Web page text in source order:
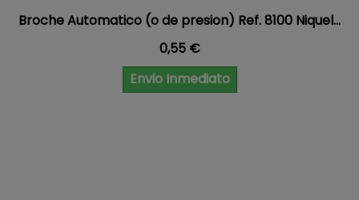
Broche Automatico (o de presion) Ref. 8100 Niquel...
Precio
0,55 €
Envio Inmediato